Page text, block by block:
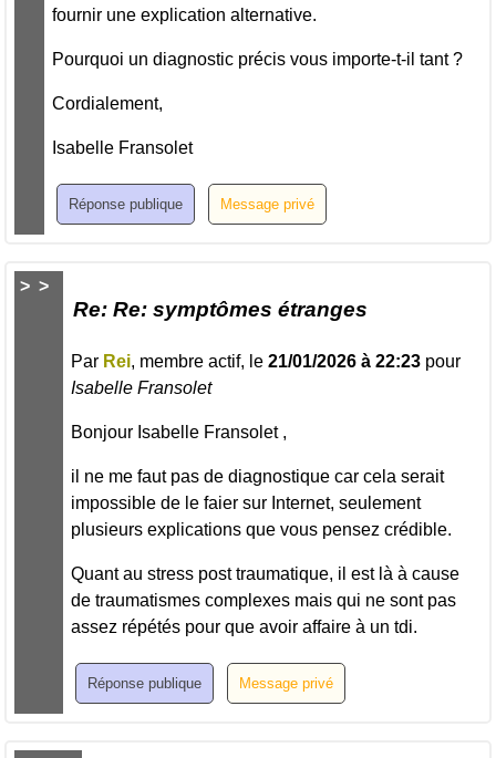
fournir une explication alternative.
Pourquoi un diagnostic précis vous importe-t-il tant ?
Cordialement,
Isabelle Fransolet
> >
Re: Re: symptômes étranges
Par Rei, membre actif, le21/01/2026 à 22:23 pour
Isabelle Fransolet
Bonjour Isabelle Fransolet ,
il ne me faut pas de diagnostique car cela serait
impossible de le faier sur Internet, seulement
plusieurs explications que vous pensez crédible.
Quant au stress post traumatique, il est là à cause
de traumatismes complexes mais qui ne sont pas
assez répétés pour que avoir affaire à un tdi.